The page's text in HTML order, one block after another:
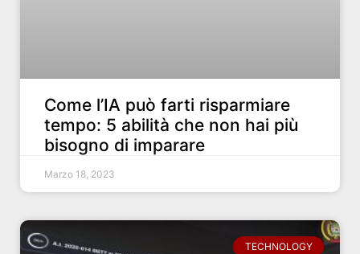
Come l’IA può farti risparmiare
tempo: 5 abilità che non hai più
bisogno di imparare
Marzo 18, 2023
TECHNOLOGY